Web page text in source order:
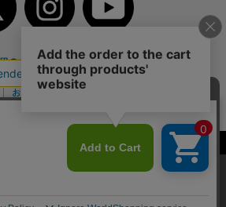
）を使用しています。Cookieの使用に同意いた
クしてください。
のお客様へ ご利用案内
ご利用規約
方針
特定商取引法
会社案内
お問い合わせ
ピンポイントサーチ
SHIMOJIMA Co.,Ltd. All Rights Reserved.